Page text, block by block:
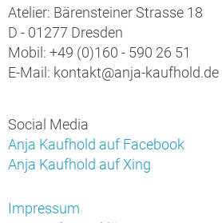
Atelier: Bärensteiner Strasse 18
D - 01277 Dresden
Mobil: +49 (0)160 - 590 26 51
E-Mail: kontakt@anja-kaufhold.de
Social Media
Anja Kaufhold auf Facebook
Anja Kaufhold auf Xing
Impressum